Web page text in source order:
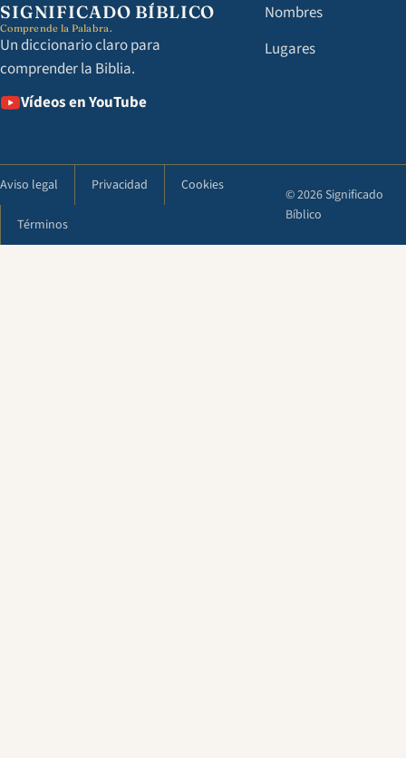
SIGNIFICADO BÍBLICO
Comprende la Palabra.
Un diccionario claro para
comprender la Biblia.
Vídeos en YouTube
Nombres
Lugares
Aviso legal Privacidad Cookies
Términos
© 2026 Significado
Bíblico